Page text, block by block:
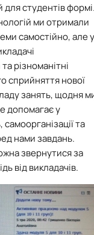
для студентів
ми отримали
самостійно, але у
різноманітні
сприйняття нової
занять, щодня
допомагає у
та
нами завдань.
звернутися за
від викладачів.